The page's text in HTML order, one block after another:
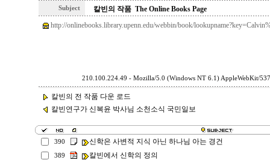
Subject
칼빈의 작품 The Online Books Page
http://onlinebooks.library.upenn.edu/webbin/book/
210.100.224.49 - Mozilla/5.0 (Windows NT 6.1) AppleWebKit/
칼빈의 전 작품 다운 로드
칼빈연구가 신복윤 박사님 소천소식 국민일보
390 신학은 사변적 지식 아닌 하나님 아는 경건
389 칼빈에서 신학의 정의